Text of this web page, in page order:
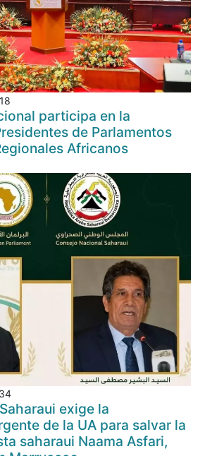
participa en la
de Parlamentos
Africanos
exige la
de la UA para salvar la
saharaui Naama Asfari,